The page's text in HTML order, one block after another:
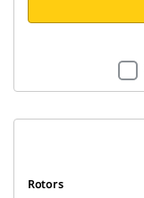
Rotors